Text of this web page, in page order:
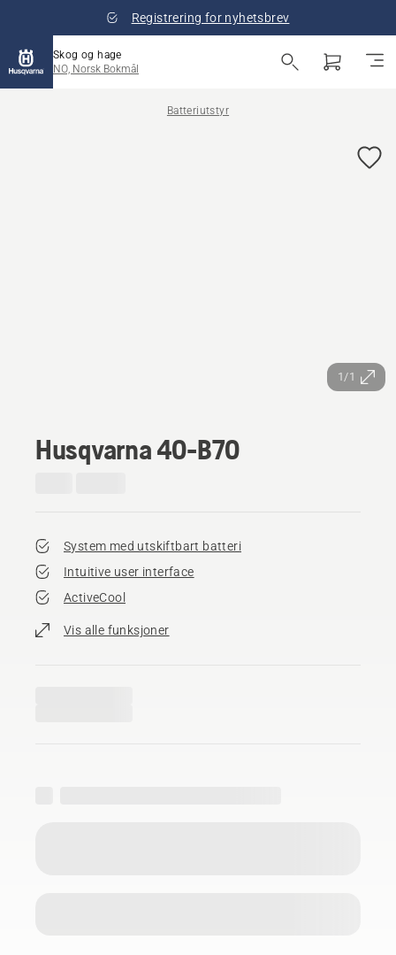
Registrering for nyhetsbrev
Skog og hage
NO, Norsk Bokmål
Batteriutstyr
1/1
Husqvarna 40-B70
System med utskiftbart batteri
Intuitive user interface
ActiveCool
Vis alle funksjoner